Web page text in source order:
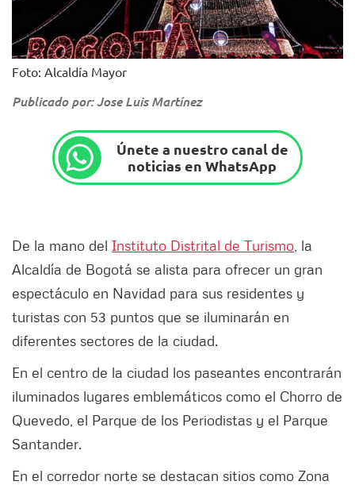
Foto: Alcaldía Mayor
Publicado por: Jose Luis Martínez
Únete a nuestro canal de
noticias en WhatsApp
De la mano del Instituto Distrital de Turismo , la
Alcaldía de Bogotá se alista para ofrecer un gran
espectáculo en Navidad para sus residentes y
turistas con 53 puntos que se iluminarán en
diferentes sectores de la ciudad.
En el centro de la ciudad los paseantes encontrarán
iluminados lugares emblemáticos como el Chorro de
Quevedo, el Parque de los Periodistas y el Parque
Santander.
En el corredor norte se destacan sitios como Zona